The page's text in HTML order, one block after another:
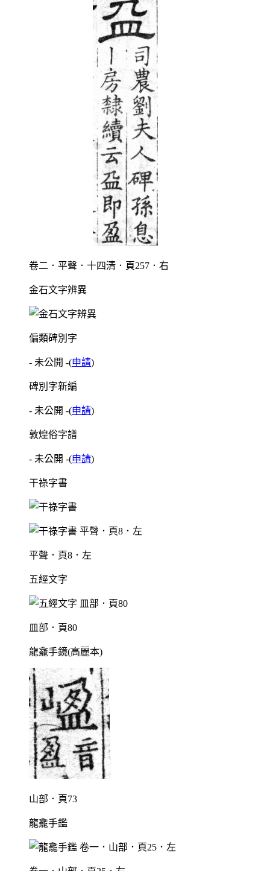
卷二．平聲．十四清．頁257．右
金石文字辨異
偏類碑別字
- 未公開 -(申請)
碑別字新編
- 未公開 -(申請)
敦煌俗字譜
- 未公開 -(申請)
干祿字書
平聲．頁8．左
五經文字
皿部．頁80
龍龕手鏡(高麗本)
山部．頁73
龍龕手鑑